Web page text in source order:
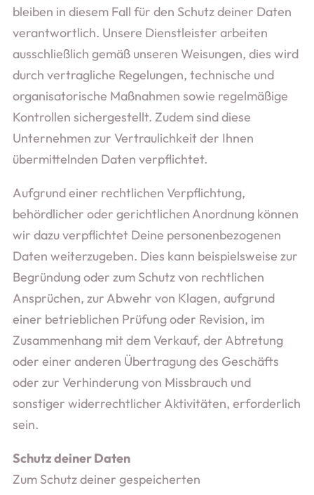
bleiben in diesem Fall für den Schutz deiner Daten
verantwortlich. Unsere Dienstleister arbeiten
ausschließlich gemäß unseren Weisungen, dies wird
durch vertragliche Regelungen, technische und
organisatorische Maßnahmen sowie regelmäßige
Kontrollen sichergestellt. Zudem sind diese
Unternehmen zur Vertraulichkeit der Ihnen
übermittelnden Daten verpflichtet.
Aufgrund einer rechtlichen Verpflichtung,
behördlicher oder gerichtlichen Anordnung können
wir dazu verpflichtet Deine personenbezogenen
Daten weiterzugeben. Dies kann beispielsweise zur
Begründung oder zum Schutz von rechtlichen
Ansprüchen, zur Abwehr von Klagen, aufgrund
einer betrieblichen Prüfung oder Revision, im
Zusammenhang mit dem Verkauf, der Abtretung
oder einer anderen Übertragung des Geschäfts
oder zur Verhinderung von Missbrauch und
sonstiger widerrechtlicher Aktivitäten, erforderlich
sein.
Schutz deiner Daten
Zum Schutz deiner gespeicherten